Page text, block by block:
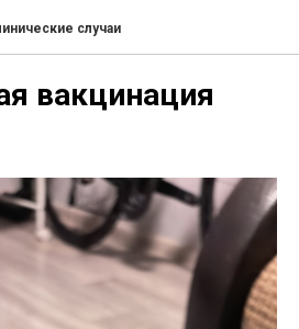
случаи
вакцинация